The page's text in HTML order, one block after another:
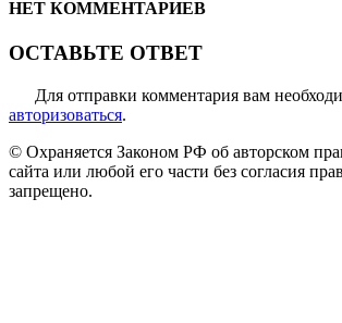
НЕТ КОММЕНТАРИЕВ
ОСТАВЬТЕ ОТВЕТ
Для отправки комментария вам
авторизоваться.
© Охраняется Законом РФ об авторском
сайта или любой его части без согласия
запрещено.